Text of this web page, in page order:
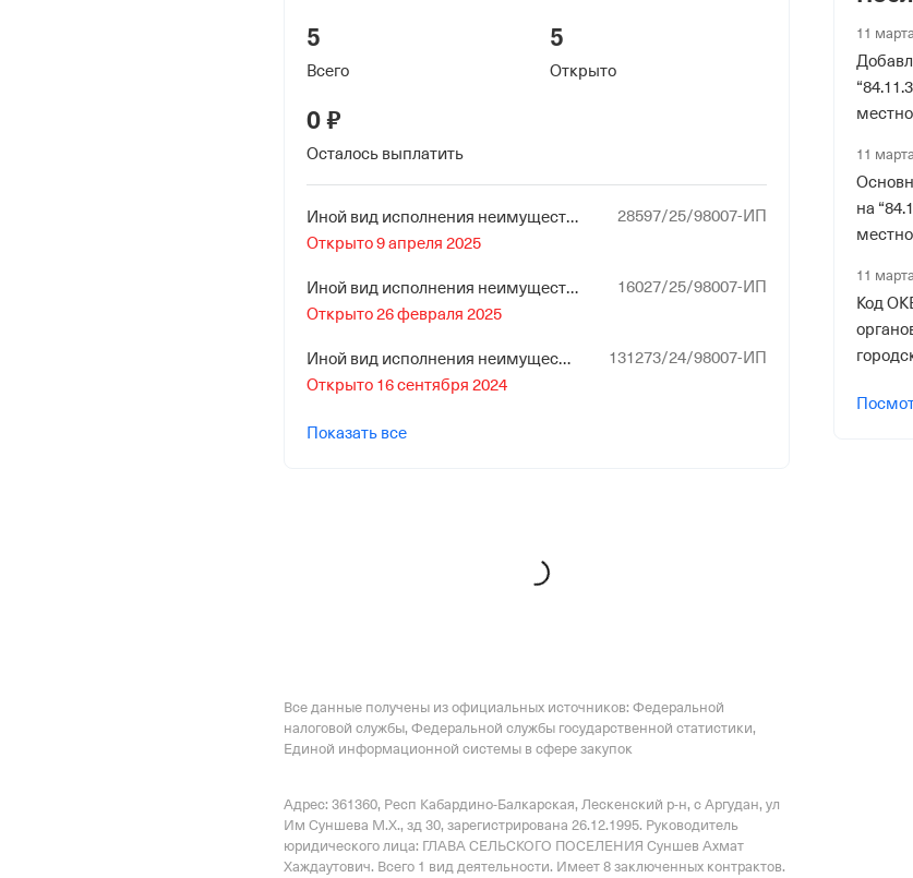
Наименование территориального органа
Отделение Фонда Пенсионного и Социального Страхования
Республике
Дата регистрации
10 января 1992
Отделение Фонда Пенсионного и Социального Страхования
Российской Федерации по Кабардино-Балкарской
5
Всего
5
Открыто
0 ₽
Осталось выплатить
Иной вид исполнения неимущественного характера
28597/25/98007-ИП
Открыто 9 апреля 2025
Иной вид исполнения неимущественного характера
16027/25/98007-ИП
Открыто 26 февраля 2025
Иной вид исполнения неимущественного характера
131273/24/98007-ИП
Открыто 16 сентября 2024
Показать все
Все данные получены из официальных источников: Федеральной
налоговой службы, Федеральной службы государственной статистики,
Единой информационной системы в сфере закупок
Адрес: 361360, Респ Кабардино-Балкарская, Лескенский р-н, с Аргудан, ул
Им Суншева М.Х., зд 30, зарегистрирована 26.12.1995. Руководитель
юридического лица: ГЛАВА СЕЛЬСКОГО ПОСЕЛЕНИЯ Суншев Ахмат
Хаждаутович. Всего 1 вид деятельности. Имеет 8 заключенных контрактов.
11
11
на
11
Код